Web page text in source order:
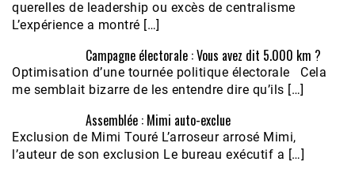
querelles de leadership ou excès de centralisme
L’expérience a montré […]
Campagne électorale : Vous avez dit 5.000 km ?
Optimisation d’une tournée politique électorale Cela
me semblait bizarre de les entendre dire qu’ils […]
Assemblée : Mimi auto-exclue
Exclusion de Mimi Touré L’arroseur arrosé Mimi,
l’auteur de son exclusion Le bureau exécutif a […]